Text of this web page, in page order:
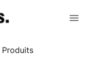
Produits